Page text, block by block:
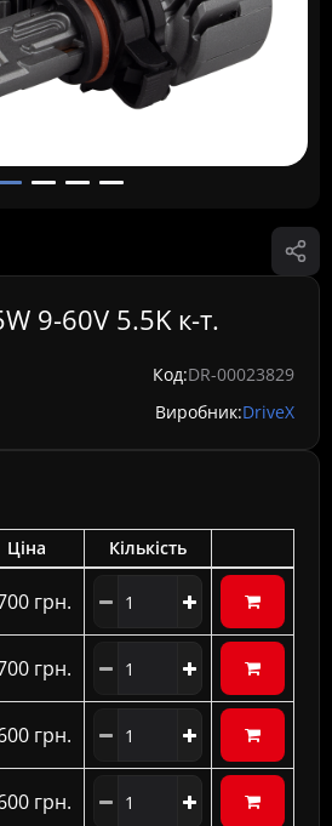
9-60V 5.5K к-т.
Код:DR-00023829
Виробник:DriveX
Ціна
Кількість
грн.
грн.
грн.
грн.